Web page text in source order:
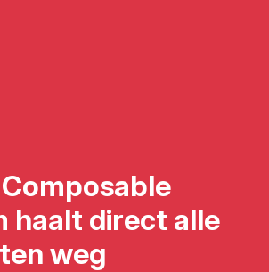
haalt direct alle
weg